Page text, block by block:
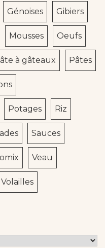
Génoises Gibiers
Mousses Oeufs
à gâteaux Pâtes
Potages Riz
Sauces
Veau
Volailles